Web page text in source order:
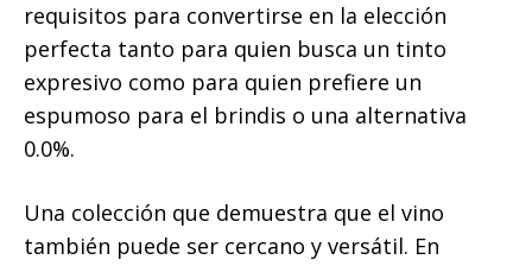
requisitos para convertirse en la elección
perfecta tanto para quien busca un tinto
expresivo como para quien prefiere un
espumoso para el brindis o una alternativa
0.0%.
Una colección que demuestra que el vino
también puede ser cercano y versátil. En